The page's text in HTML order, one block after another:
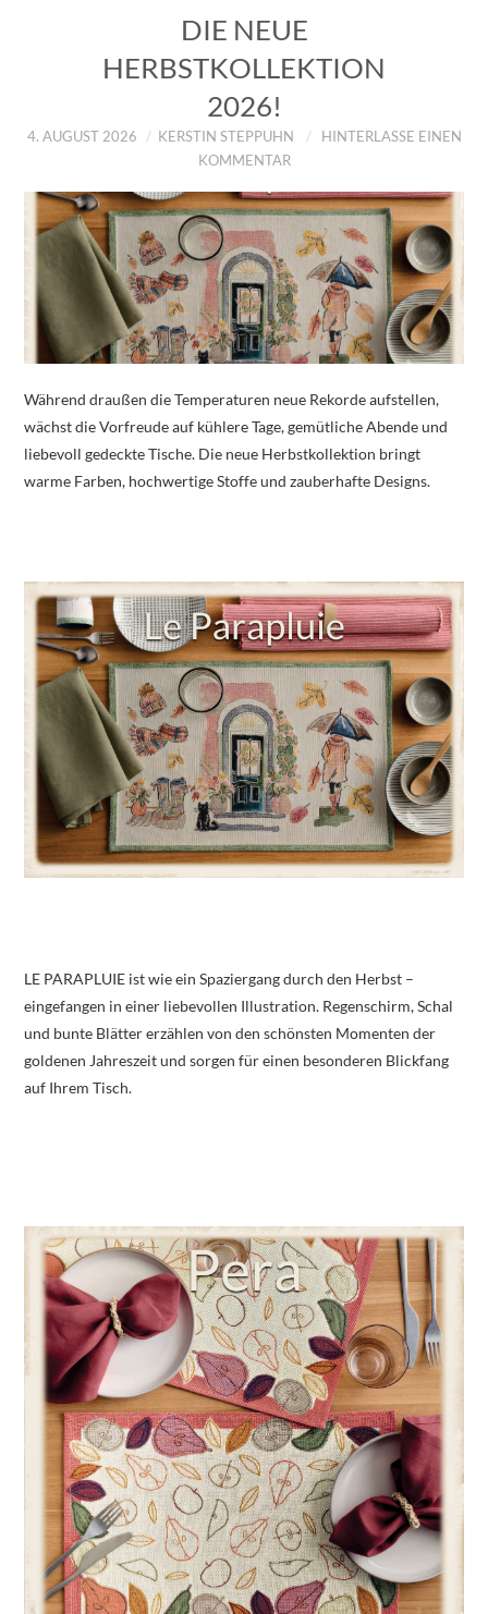
DIE NEUE
HERBSTKOLLEKTION
2026!
4. AUGUST 2026 KERSTIN STEPPUHN
HINTERLASSE EINEN
KOMMENTAR
Während draußen die Temperaturen neue Rekorde aufstellen,
wächst die Vorfreude auf kühlere Tage, gemütliche Abende und
liebevoll gedeckte Tische. Die neue Herbstkollektion bringt
warme Farben, hochwertige Stoffe und zauberhafte Designs.
LE PARAPLUIE ist wie ein Spaziergang durch den Herbst –
eingefangen in einer liebevollen Illustration. Regenschirm, Schal
und bunte Blätter erzählen von den schönsten Momenten der
goldenen Jahreszeit und sorgen für einen besonderen Blickfang
auf Ihrem Tisch.